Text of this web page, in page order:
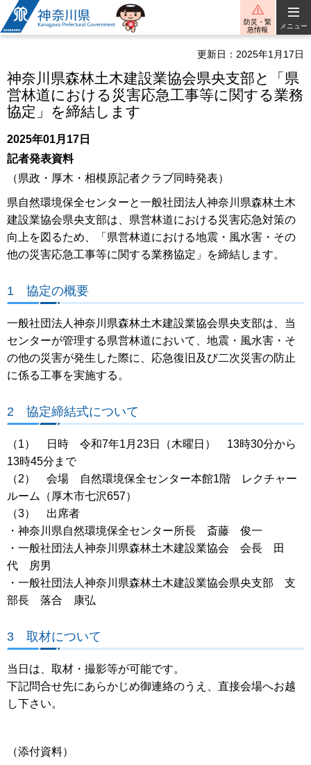
神奈川県
防災・緊
急情報
メニュー
更新日：2025年1月17日
神奈川県森林土木建設業協会県央支部と「県
営林道における災害応急工事等に関する業務
協定」を締結します
2025年01月17日
記者発表資料
（県政・厚木・相模原記者クラブ同時発表）
県自然環境保全センターと一般社団法人神奈川県森林土木
建設業協会県央支部は、県営林道における災害応急対策の
向上を図るため、「県営林道における地震・風水害・その
他の災害応急工事等に関する業務協定」を締結します。
1 協定の概要
一般社団法人神奈川県森林土木建設業協会県央支部は、当
センターが管理する県営林道において、地震・風水害・そ
の他の災害が発生した際に、応急復旧及び二次災害の防止
に係る工事を実施する。
2 協定締結式について
（1） 日時 令和7年1月23日（木曜日） 13時30分から
13時45分まで
（2） 会場 自然環境保全センター本館1階 レクチャー
ルーム（厚木市七沢657）
（3） 出席者
・神奈川県自然環境保全センター所長 斎藤 俊一
・一般社団法人神奈川県森林土木建設業協会 会長 田
代 房男
・一般社団法人神奈川県森林土木建設業協会県央支部 支
部長 落合 康弘
3 取材について
当日は、取材・撮影等が可能です。
下記問合せ先にあらかじめ御連絡のうえ、直接会場へお越
し下さい。
（添付資料）